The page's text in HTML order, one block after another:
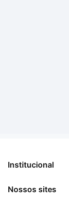
Institucional
Sobre
Nossos sites